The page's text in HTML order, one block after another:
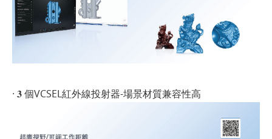
· 𝟑 個VCSEL紅外線投射器-場景材質兼容性高